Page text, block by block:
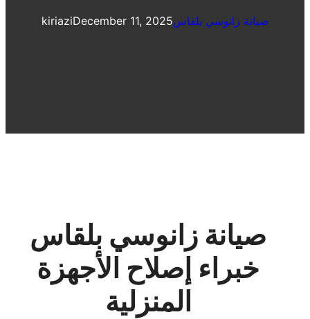
kiriaziDecember 11, 2025صيانة زانوسي بلقاس
صيانة زانوسي بلقاس
خبراء إصلاح الأجهزة
المنزلية